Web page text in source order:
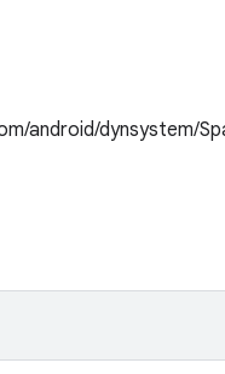
android/dynsystem/